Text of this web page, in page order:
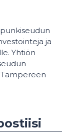
ja
Yhtiön